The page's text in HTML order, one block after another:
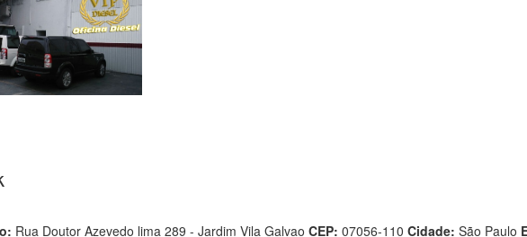
Rua Doutor Azevedo lima 289 - Jardim Vila Galvao CEP: 07056-110 Cidade: São Paulo